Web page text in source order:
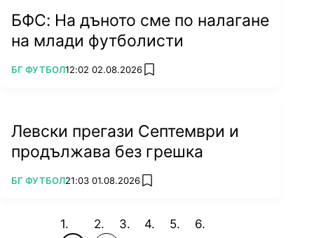
БФС: На дъното сме по налагане
на млади футболисти
ПОВЕЧЕ ОТ
БГ ФУТБОЛ12:02 02.08.2026 add favorites
Левски прегази Септември и
продължава без грешка
ПОВЕЧЕ ОТ
БГ ФУТБОЛ21:03 01.08.2026 add favorites